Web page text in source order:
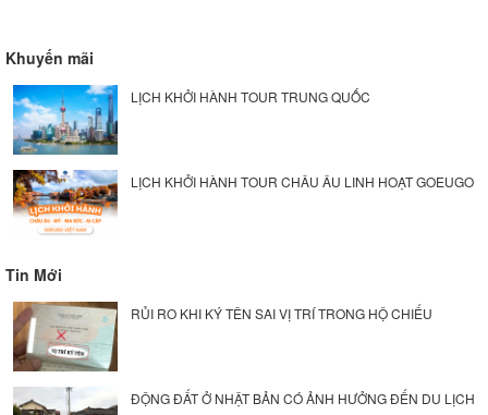
Khuyến mãi
LỊCH KHỞI HÀNH TOUR TRUNG QUỐC
LỊCH KHỞI HÀNH TOUR CHÂU ÂU LINH HOẠT GOEUGO
Tin Mới
RỦI RO KHI KÝ TÊN SAI VỊ TRÍ TRONG HỘ CHIẾU
ĐỘNG ĐẤT Ở NHẬT BẢN CÓ ẢNH HƯỞNG ĐẾN DU LỊCH